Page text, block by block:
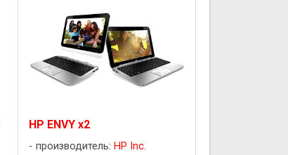
HP ENVY x2
производитель:HP Inc.